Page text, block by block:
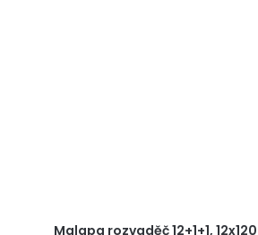
Malapa rozvaděč 12+1+1,